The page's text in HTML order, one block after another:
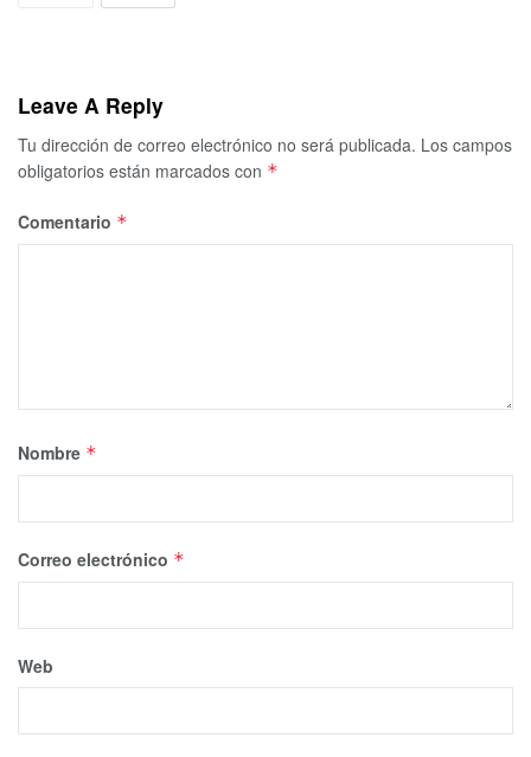
Leave A Reply
Tu dirección de correo electrónico no será publicada. Los campos
obligatorios están marcados con *
Comentario *
Nombre *
Correo electrónico *
Web